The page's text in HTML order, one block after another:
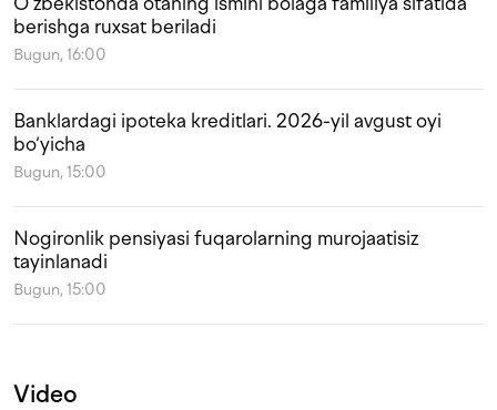
berishga ruxsat beriladi
Bugun, 16:00
Banklardagi ipoteka kreditlari. 2026-yil avgust oyi
bo‘yicha
Bugun, 15:00
Nogironlik pensiyasi fuqarolarning murojaatisiz
tayinlanadi
Bugun, 15:00
Video